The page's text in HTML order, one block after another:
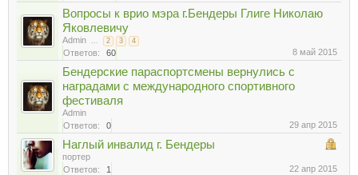
Вопросы к врио мэра г.Бендеры Глиге Николаю
Яковлевичу
Admin ... 2 3 4
Ответов: 60 8 май 2015
Бендерские параспортсмены вернулись с
наградами с международного спортивного
фестиваля
Admin
Ответов:
0 29 апр 2015
Наглый инвалид г. Бендеры
портер
Ответов:
1 22 апр 2015